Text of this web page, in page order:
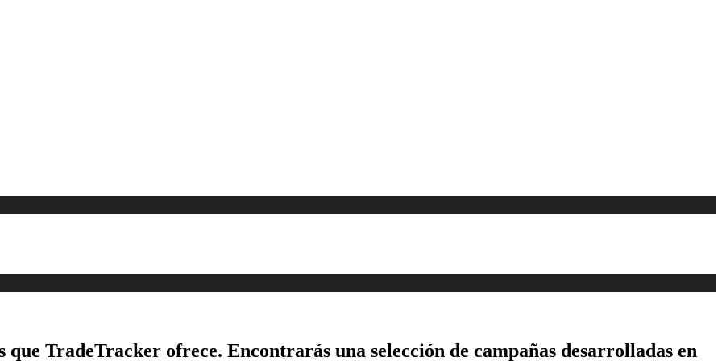
que TradeTracker ofrece. Encontrarás una selección de campañas desarrolladas en